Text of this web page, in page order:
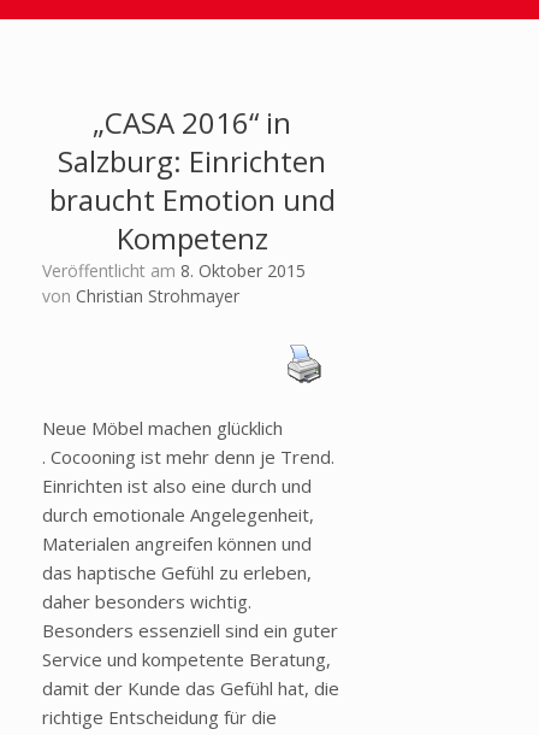
„CASA 2016“ in
Salzburg: Einrichten
braucht Emotion und
Kompetenz
Veröffentlicht am 8. Oktober 2015
von Christian Strohmayer
Neue Möbel machen glücklich
. Cocooning ist mehr denn je Trend.
Einrichten ist also eine durch und
durch emotionale Angelegenheit,
Materialen angreifen können und
das haptische Gefühl zu erleben,
daher besonders wichtig.
Besonders essenziell sind ein guter
Service und kompetente Beratung,
damit der Kunde das Gefühl hat, die
richtige Entscheidung für die